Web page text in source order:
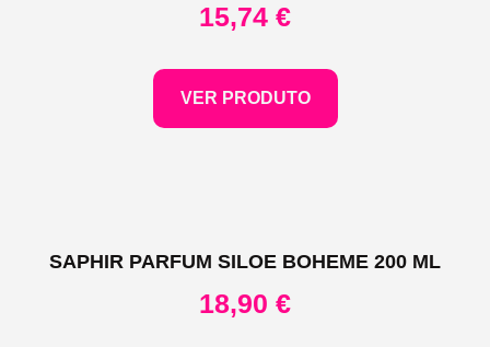
15,74 €
VER PRODUTO
SAPHIR PARFUM SILOE BOHEME 200 ML
18,90 €